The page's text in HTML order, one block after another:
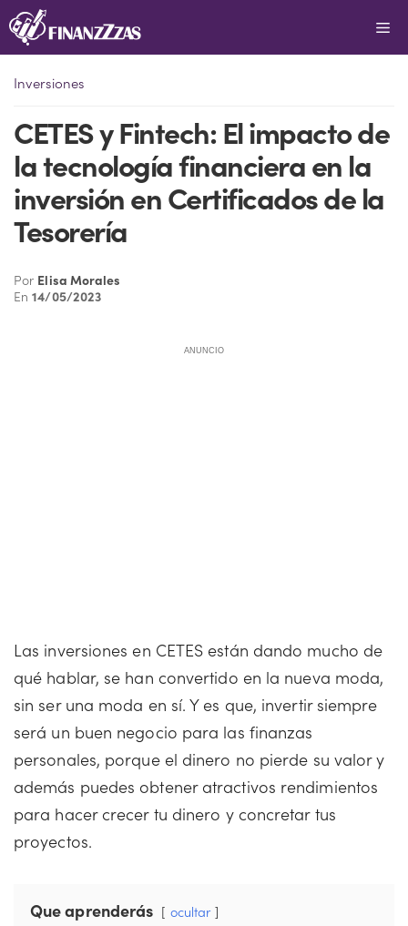
Saltar
al
Inversiones
CETES y Fintech: El impacto de
la tecnología financiera en la
inversión en Certificados de la
Tesorería
Por Elisa Morales
En14/05/2023
ANUNCIO
Las inversiones en CETES están dando mucho de
qué hablar, se han convertido en la nueva moda,
sin ser una moda en sí. Y es que, invertir siempre
será un buen negocio para las finanzas
personales, porque el dinero no pierde su valor y
además puedes obtener atractivos rendimientos
para hacer crecer tu dinero y concretar tus
proyectos.
Que aprenderás ocultar